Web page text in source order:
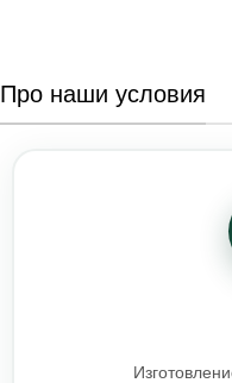
Про наши условия